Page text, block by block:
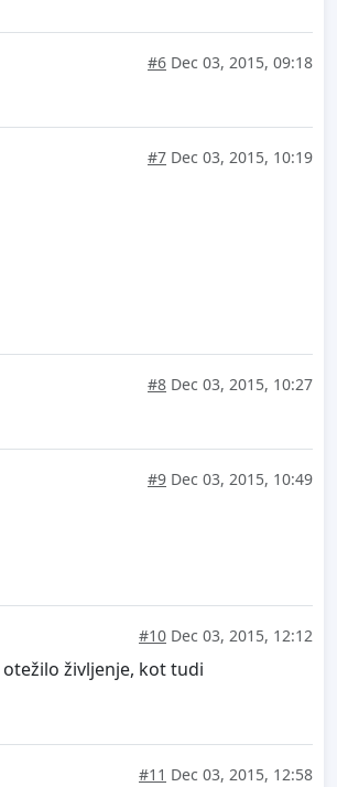
#6 Dec 03, 2015, 09:18
#7 Dec 03, 2015, 10:19
#8 Dec 03, 2015, 10:27
#9 Dec 03, 2015, 10:49
#10 Dec 03, 2015, 12:12
življenje, kot tudi
#11 Dec 03, 2015, 12:58